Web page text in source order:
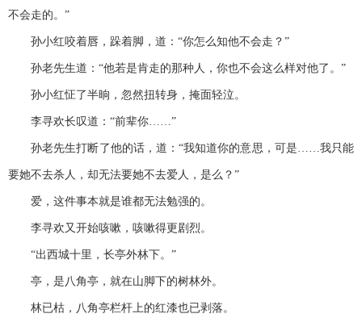
不会走的。”
孙小红咬着唇，跺着脚，道：“你怎么知他不会走？”
孙老先生道：“他若是肯走的那种人，你也不会这么样对他了。”
孙小红怔了半晌，忽然扭转身，掩面轻泣。
李寻欢长叹道：“前辈你……”
孙老先生打断了他的话，道：“我知道你的意思，可是……我只能
要她不去杀人，却无法要她不去爱人，是么？”
爱，这件事本就是谁都无法勉强的。
李寻欢又开始咳嗽，咳嗽得更剧烈。
“出西城十里，长亭外林下。”
亭，是八角亭，就在山脚下的树林外。
林已枯，八角亭栏杆上的红漆也已剥落。